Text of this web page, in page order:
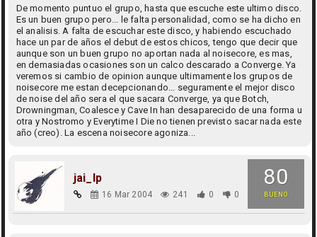
De momento puntuo el grupo, hasta que escuche este ultimo disco.
Es un buen grupo pero... le falta personalidad, como se ha dicho en
el analisis. A falta de escuchar este disco, y habiendo escuchado
hace un par de años el debut de estos chicos, tengo que decir que
aunque son un buen grupo no aportan nada al noisecore, es mas,
en demasiadas ocasiones son un calco descarado a Converge. Ya
veremos si cambio de opinion aunque ultimamente los grupos de
noisecore me estan decepcionando... seguramente el mejor disco
de noise del año sera el que sacara Converge, ya que Botch,
Drowningman, Coalesce y Cave In han desaparecido de una forma u
otra y Nostromo y Everytime I Die no tienen previsto sacar nada este
año (creo). La escena noisecore agoniza...
80
BUENO
jai_lp
16 Mar 2004 241 0 0